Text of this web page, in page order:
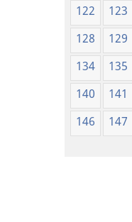
122
123
128
129
134
135
140
141
146
147